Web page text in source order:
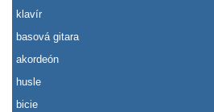
klavír
basová gitara
akordeón
husle
bicie